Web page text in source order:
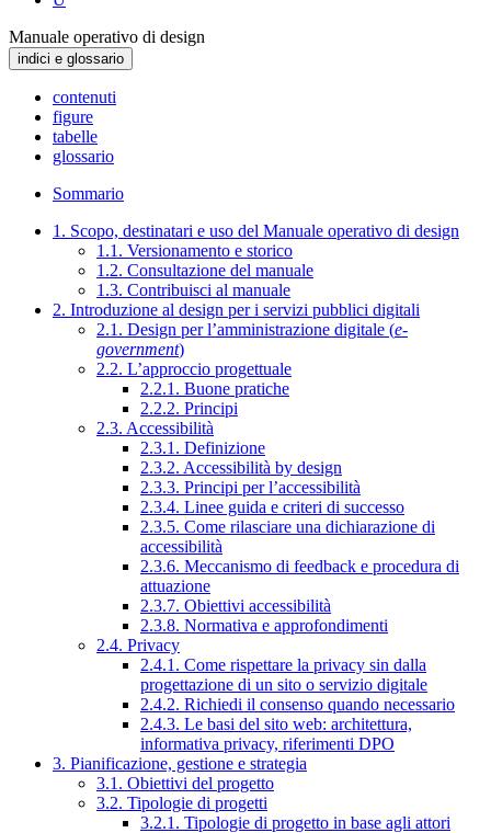
Manuale operativo di design
indici e glossario
contenuti
figure
tabelle
glossario
Sommario
1. Scopo, destinatari e uso del Manuale operativo di design
1.1. Versionamento e storico
1.2. Consultazione del manuale
1.3. Contribuisci al manuale
2. Introduzione al design per i servizi pubblici digitali
2.1. Design per l’amministrazione digitale (e-
government)
2.2. L’approccio progettuale
2.2.1. Buone pratiche
2.2.2. Principi
2.3. Accessibilità
2.3.1. Definizione
2.3.2. Accessibilità by design
2.3.3. Principi per l’accessibilità
2.3.4. Linee guida e criteri di successo
2.3.5. Come rilasciare una dichiarazione di
accessibilità
2.3.6. Meccanismo di feedback e procedura di
attuazione
2.3.7. Obiettivi accessibilità
2.3.8. Normativa e approfondimenti
2.4. Privacy
2.4.1. Come rispettare la privacy sin dalla
progettazione di un sito o servizio digitale
2.4.2. Richiedi il consenso quando necessario
2.4.3. Le basi del sito web: architettura,
informativa privacy, riferimenti DPO
3. Pianificazione, gestione e strategia
3.1. Obiettivi del progetto
3.2. Tipologie di progetti
3.2.1. Tipologie di progetto in base agli attori